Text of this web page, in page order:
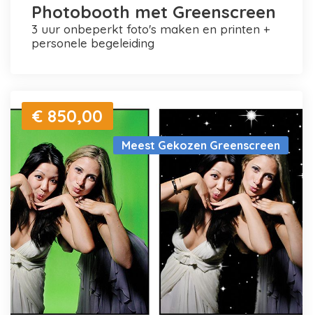
Photobooth met Greenscreen
3 uur onbeperkt foto's maken en printen +
personele begeleiding
Meest Gekozen Greenscreen
€ 850,00